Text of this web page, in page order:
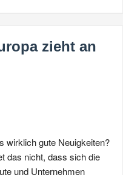
zieht an
wirklich gute Neuigkeiten?
das nicht, dass sich die
und Unternehmen